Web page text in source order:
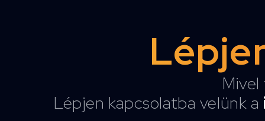
Lépjen kapcsolatba velünk a